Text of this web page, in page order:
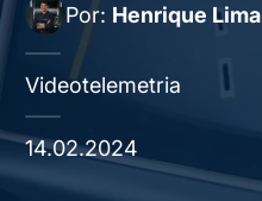
Por: Henrique Lima
Videotelemetria
14.02.2024